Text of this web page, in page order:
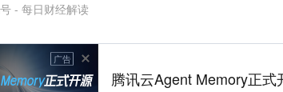
- 每日财经解读
广告
腾讯云Agent Memory正式